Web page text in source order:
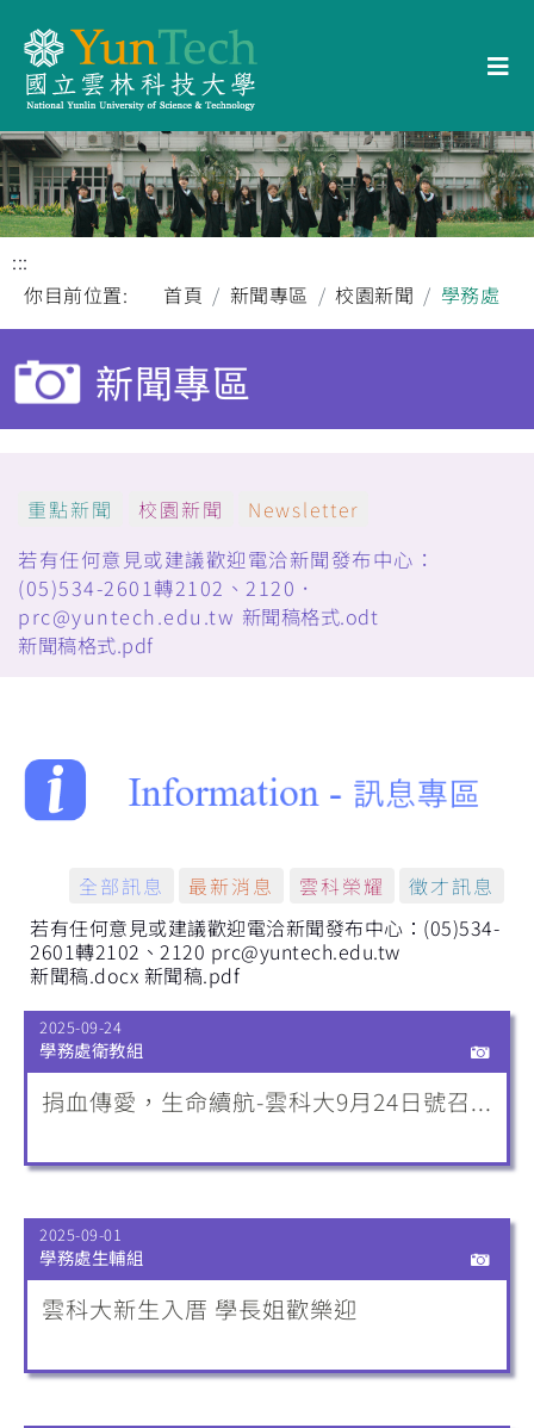
:::
你目前位置:
首頁 新聞專區 校園新聞 學務處
新聞專區
重點新聞 校園新聞
Newsletter
若有任何意見或建議歡迎電洽新聞發布中心：
(05)534-2601轉2102、2120．
prc@yuntech.edu.tw 新聞稿格式.odt
新聞稿格式.pdf
全部訊息 最新消息 雲科榮耀
徵才訊息
若有任何意見或建議歡迎電洽新聞發布中心：(05)534-
2601轉2102、2120 prc@yuntech.edu.tw
新聞稿.docx 新聞稿.pdf
2025-09-24
學務處衛教組
捐血傳愛，生命續航-雲科大9月24日號召...
2025-09-01
學務處生輔組
雲科大新生入厝 學長姐歡樂迎